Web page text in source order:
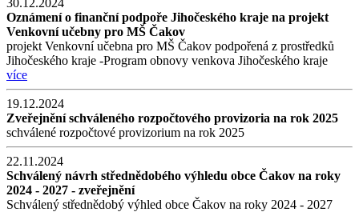
Oznámení o finanční podpoře Jihočeského kraje na projekt
Venkovní učebny pro MŠ Čakov
projekt Venkovní učebna pro MŠ Čakov podpořená z prostředků
Jihočeského kraje -Program obnovy venkova Jihočeského kraje
více
19.12.2024
Zveřejnění schváleného rozpočtového provizoria na rok 2025
schválené rozpočtové provizorium na rok 2025
22.11.2024
Schválený návrh střednědobého výhledu obce Čakov na roky
2024 - 2027 - zveřejnění
Schválený střednědobý výhled obce Čakov na roky 2024 - 2027